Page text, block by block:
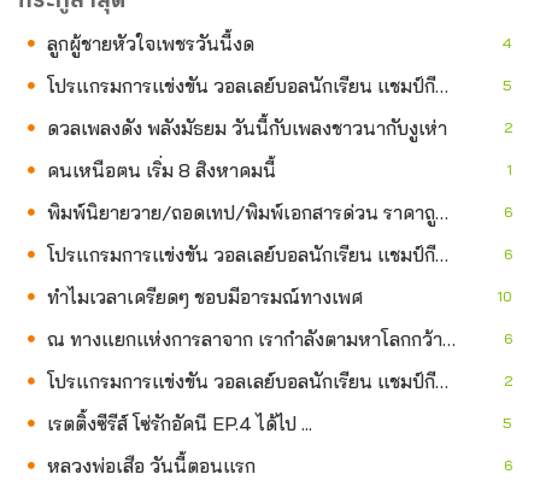
ลูกผู้ชายหัวใจเพชรวันนี้งด
4
โปรแกรมการแข่งขัน วอลเลย์บอลนักเรียน แชมป์กีฬา 7HD 2026 6 ส.ค. 5
ดวลเพลงดัง พลังมัธยม วันนี้กับเพลงชาวนากับงูเห่า 2
คนเหนือฅน เริ่ม 8 สิงหาคมนี้ 1
พิมพ์นิยายวาย/ถอดเทป/พิมพ์เอกสารด่วน ราคาถูก (แฟนคลับTeeTeePipPorหาค่าขนมค่ะ) 6
โปรแกรมการแข่งขัน วอลเลย์บอลนักเรียน แชมป์กีฬา 7HD 2026 5 ส.ค. 6
ทำไมเวลาเครียดๆ ชอบมีอารมณ์ทางเพศ 10
ณ ทางแยกแห่งการลาจาก เรากำลังตามหาโลกกว้าง หรือกำลังตามหาตัวตนกันแน่? 6
โปรแกรมการแข่งขัน วอลเลย์บอลนักเรียน แชมป์กีฬา 7HD 2026 4 ส.ค. 2
เรตติ้งซีรีส์ โซ่รักอัคนี EP.4 ได้ไป ... 5
หลวงพ่อเสือ วันนี้ตอนแรก 6